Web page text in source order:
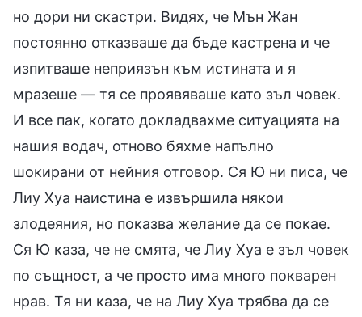
но дори ни скастри. Видях, че Мън Жан
постоянно отказваше да бъде кастрена и че
изпитваше неприязън към истината и я
мразеше — тя се проявяваше като зъл човек.
И все пак, когато докладвахме ситуацията на
нашия водач, отново бяхме напълно
шокирани от нейния отговор. Ся Ю ни писа, че
Лиу Хуа наистина е извършила някои
злодеяния, но показва желание да се покае.
Ся Ю каза, че не смята, че Лиу Хуа е зъл човек
по същност, а че просто има много покварен
нрав. Тя ни каза, че на Лиу Хуа трябва да се